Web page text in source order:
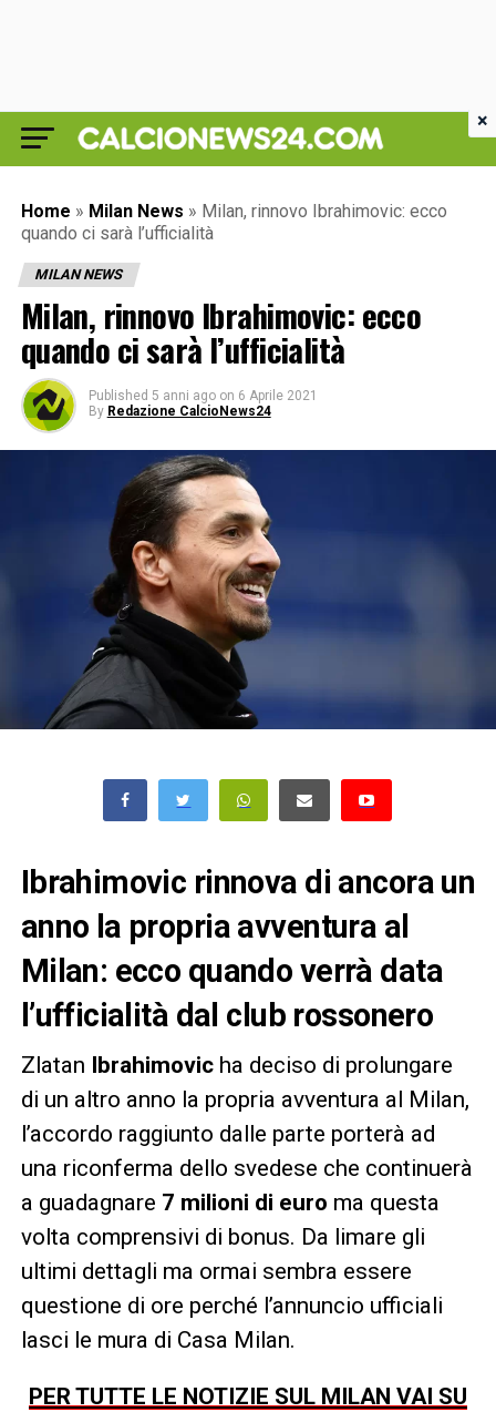
Home » Milan News » Milan, rinnovo Ibrahimovic: ecco
quando ci sarà l’ufficialità
MILAN NEWS
Milan, rinnovo Ibrahimovic: ecco
quando ci sarà l’ufficialità
Published 5 anni ago on 6 Aprile 2021
By Redazione CalcioNews24
Ibrahimovic rinnova di ancora un
anno la propria avventura al
Milan: ecco quando verrà data
l’ufficialità dal club rossonero
Zlatan Ibrahimovicha deciso di prolungare
di un altro anno la propria avventura al Milan,
l’accordo raggiunto dalle parte porterà ad
una riconferma dello svedese che continuerà
a guadagnare 7 milioni di euro ma questa
volta comprensivi di bonus. Da limare gli
ultimi dettagli ma ormai sembra essere
questione di ore perché l’annuncio ufficiali
lasci le mura di Casa Milan.
PER TUTTE LE NOTIZIE SUL MILAN VAI SU
×